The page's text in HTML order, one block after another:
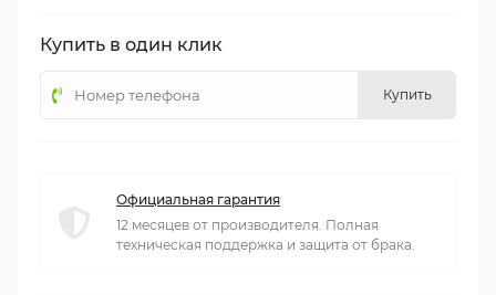
Купить в один клик
Купить
Официальная гарантия
12 месяцев от производителя. Полная
техническая поддержка и защита от брака.